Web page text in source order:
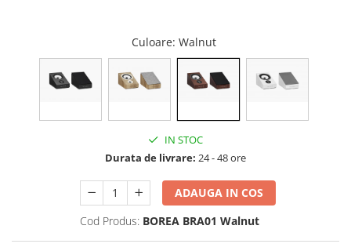
Culoare: Walnut
IN STOC
Durata de livrare: 24 - 48 ore
ADAUGA IN COS
Cod Produs: BOREA BRA01 Walnut